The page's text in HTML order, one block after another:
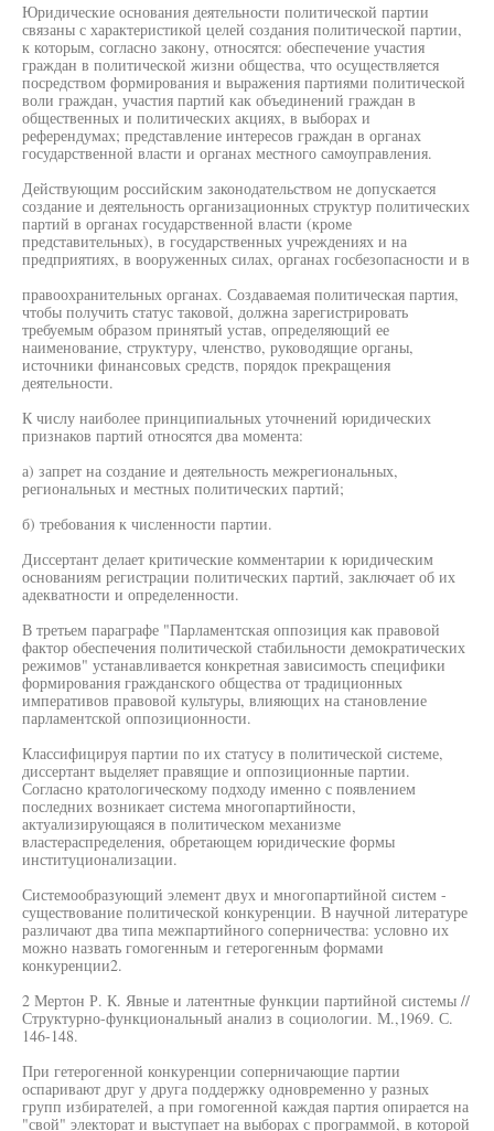
Юридические основания деятельности политической партии
связаны с характеристикой целей создания политической партии,
к которым, согласно закону, относятся: обеспечение участия
граждан в политической жизни общества, что осуществляется
посредством формирования и выражения партиями политической
воли граждан, участия партий как объединений граждан в
общественных и политических акциях, в выборах и
референдумах; представление интересов граждан в органах
государственной власти и органах местного самоуправления.
Действующим российским законодательством не допускается
создание и деятельность организационных структур политических
партий в органах государственной власти (кроме
представительных), в государственных учреждениях и на
предприятиях, в вооруженных силах, органах госбезопасности и в
правоохранительных органах. Создаваемая политическая партия,
чтобы получить статус таковой, должна зарегистрировать
требуемым образом принятый устав, определяющий ее
наименование, структуру, членство, руководящие органы,
источники финансовых средств, порядок прекращения
деятельности.
К числу наиболее принципиальных уточнений юридических
признаков партий относятся два момента:
а) запрет на создание и деятельность межрегиональных,
региональных и местных политических партий;
б) требования к численности партии.
Диссертант делает критические комментарии к юридическим
основаниям регистрации политических партий, заключает об их
адекватности и определенности.
В третьем параграфе "Парламентская оппозиция как правовой
фактор обеспечения политической стабильности демократических
режимов" устанавливается конкретная зависимость специфики
формирования гражданского общества от традиционных
императивов правовой культуры, влияющих на становление
парламентской оппозиционности.
Классифицируя партии по их статусу в политической системе,
диссертант выделяет правящие и оппозиционные партии.
Согласно кратологическому подходу именно с появлением
последних возникает система многопартийности,
актуализирующаяся в политическом механизме
властераспределения, обретающем юридические формы
институционализации.
Системообразующий элемент двух и многопартийной систем -
существование политической конкуренции. В научной литературе
различают два типа межпартийного соперничества: условно их
можно назвать гомогенным и гетерогенным формами
конкуренции2.
2 Мертон Р. К. Явные и латентные функции партийной системы //
Структурно-функциональный анализ в социологии. М.,1969. С.
146-148.
При гетерогенной конкуренции соперничающие партии
оспаривают друг у друга поддержку одновременно у разных
групп избирателей, а при гомогенной каждая партия опирается на
"свой" электорат и выступает на выборах с программой, в которой